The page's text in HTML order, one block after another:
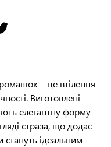
– це втілення
Виготовлені
елегантну форму
страза, що додає
ідеальним